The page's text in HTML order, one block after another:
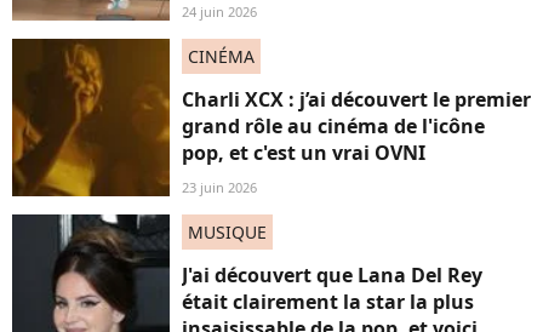
24 juin 2026
CINÉMA
Charli XCX : j’ai découvert le premier
grand rôle au cinéma de l'icône
pop, et c'est un vrai OVNI
23 juin 2026
MUSIQUE
J'ai découvert que Lana Del Rey
était clairement la star la plus